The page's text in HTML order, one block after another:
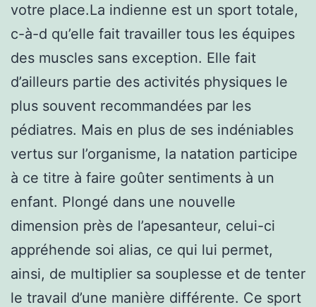
votre place.La indienne est un sport totale,
c-à-d qu’elle fait travailler tous les équipes
des muscles sans exception. Elle fait
d’ailleurs partie des activités physiques le
plus souvent recommandées par les
pédiatres. Mais en plus de ses indéniables
vertus sur l’organisme, la natation participe
à ce titre à faire goûter sentiments à un
enfant. Plongé dans une nouvelle
dimension près de l’apesanteur, celui-ci
appréhende soi alias, ce qui lui permet,
ainsi, de multiplier sa souplesse et de tenter
le travail d’une manière différente. Ce sport